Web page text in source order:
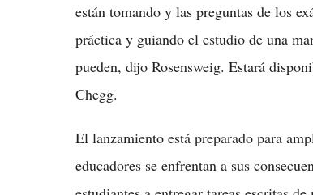
están tomando y las preguntas de los
práctica y guiando el estudio de una
pueden, dijo Rosensweig. Estará
Chegg.
El lanzamiento está preparado para
educadores se enfrentan a sus